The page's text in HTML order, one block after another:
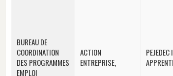
BUREAU DE
COORDINATION
DES PROGRAMMES
EMPLOI
ACTION
ENTREPRISE,